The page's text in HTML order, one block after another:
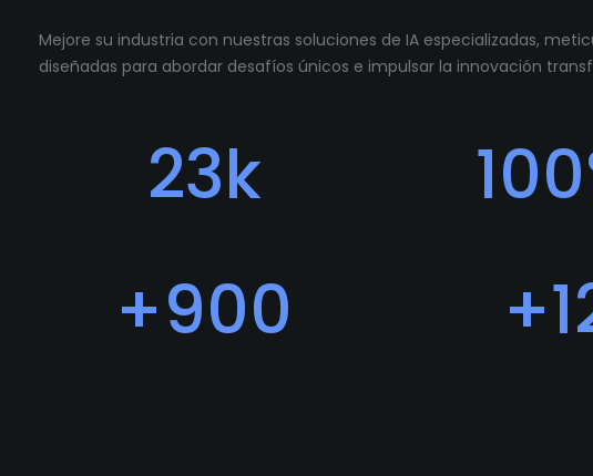
Mejore su industria con nuestras soluciones de IA especializadas,
diseñadas para abordar desafíos únicos e impulsar la innovación
23k 100
+900 +